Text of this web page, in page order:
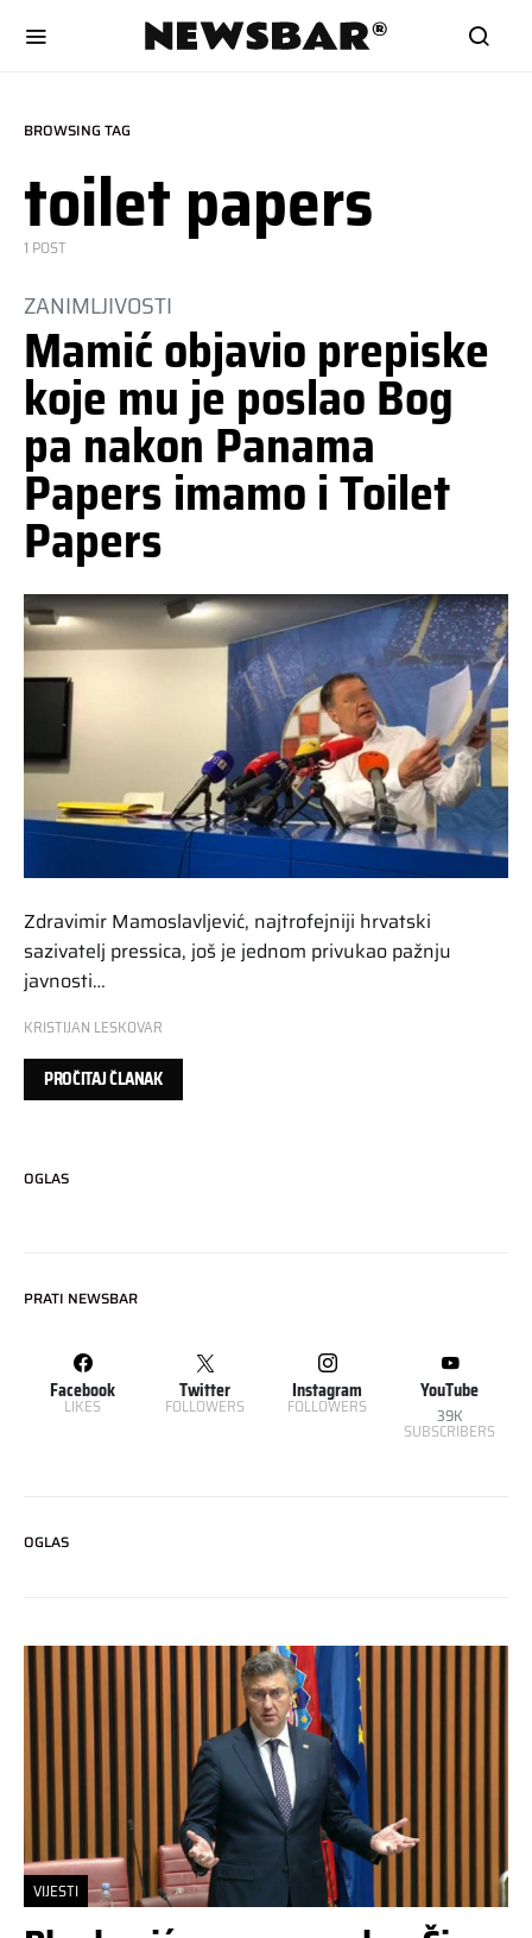
BROWSING TAG
toilet papers
1 POST
ZANIMLJIVOSTI
Mamić objavio prepiske
koje mu je poslao Bog
pa nakon Panama
Papers imamo i Toilet
Papers
Zdravimir Mamoslavljević, najtrofejniji hrvatski
sazivatelj pressica, još je jednom privukao pažnju
javnosti…
KRISTIJAN LESKOVAR
PROČITAJ ČLANAK
OGLAS
PRATI NEWSBAR
Facebook
LIKES
Twitter
FOLLOWERS
Instagram
FOLLOWERS
YouTube
39K
SUBSCRIBERS
OGLAS
VIJESTI